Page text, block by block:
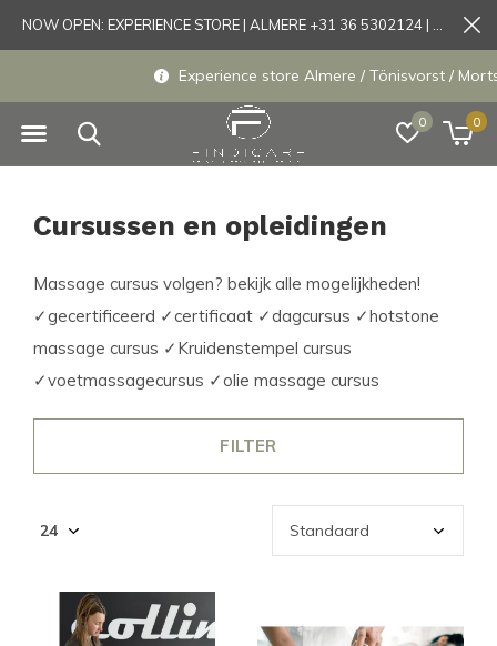
0 0
Experience store Almere / Tönisvorst / Mortsel
Cursussen en opleidingen
Massage cursus volgen? bekijk alle mogelijkheden!
✓gecertificeerd ✓certificaat ✓dagcursus ✓hotstone
massage cursus ✓Kruidenstempel cursus
✓voetmassagecursus ✓olie massage cursus
FILTER